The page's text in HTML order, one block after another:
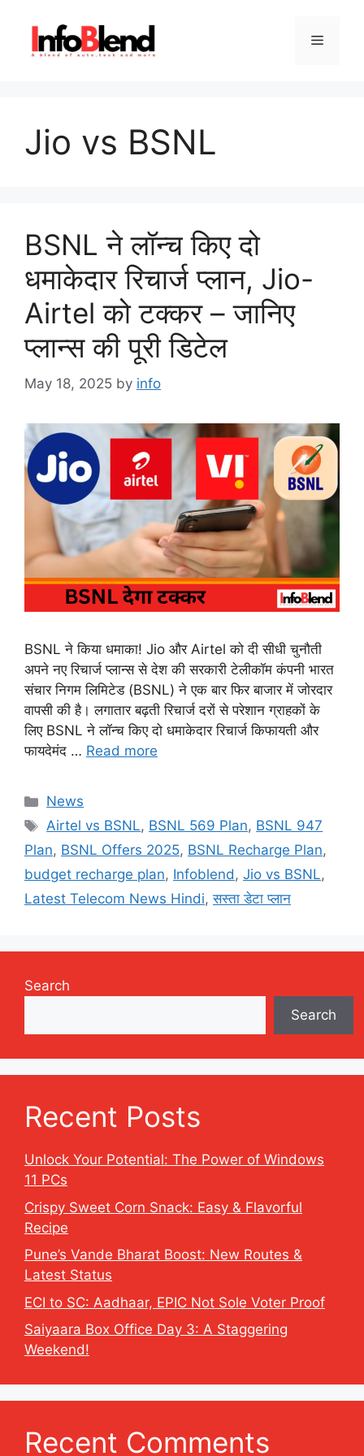
content
Menu
Jio vs BSNL
BSNL ने लॉन्च किए दो
धमाकेदार रिचार्ज प्लान, Jio-
Airtel को टक्कर – जानिए
प्लान्स की पूरी डिटेल
May 18, 2025 by info
BSNL ने किया धमाका! Jio और Airtel को दी सीधी चुनौती
अपने नए रिचार्ज प्लान्स से देश की सरकारी टेलीकॉम कंपनी भारत
संचार निगम लिमिटेड (BSNL) ने एक बार फिर बाजार में जोरदार
वापसी की है। लगातार बढ़ती रिचार्ज दरों से परेशान ग्राहकों के
लिए BSNL ने लॉन्च किए दो धमाकेदार रिचार्ज किफायती और
फायदेमंद … Read more
Categories
News
Tags
Airtel vs BSNL, BSNL 569 Plan, BSNL 947
Plan, BSNL Offers 2025, BSNL Recharge Plan,
budget recharge plan, Infoblend, Jio vs BSNL,
Latest Telecom News Hindi,सस्ता डेटा प्लान
Search
Search
Recent Posts
Unlock Your Potential: The Power of Windows
11 PCs
Crispy Sweet Corn Snack: Easy & Flavorful
Recipe
Pune’s Vande Bharat Boost: New Routes &
Latest Status
ECI to SC: Aadhaar, EPIC Not Sole Voter Proof
Saiyaara Box Office Day 3: A Staggering
Weekend!
Recent Comments